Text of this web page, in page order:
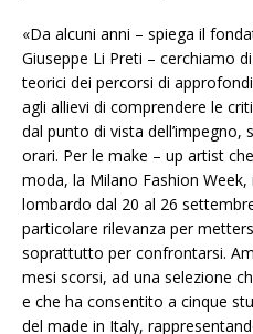
«Da alcuni anni – spiega il
Giuseppe Li Preti – cerchiamo
teorici dei percorsi di
agli allievi di comprendere le
dal punto di vista dell’impegno,
orari. Per le make – up artist
moda, la Milano Fashion
lombardo dal 20 al 26
particolare rilevanza per
soprattutto per confrontarsi.
mesi scorsi, ad una selezione
e che ha consentito a cinque
del made in Italy,